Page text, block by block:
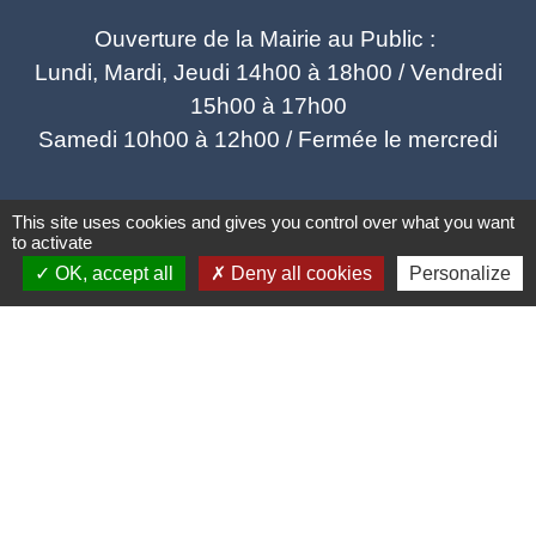
Ouverture de la Mairie au Public :
Lundi, Mardi, Jeudi 14h00 à 18h00 / Vendredi
15h00 à 17h00
Samedi 10h00 à 12h00 / Fermée le mercredi
This site uses cookies and gives you control over what you want
to activate
OK, accept all
Deny all cookies Personalize